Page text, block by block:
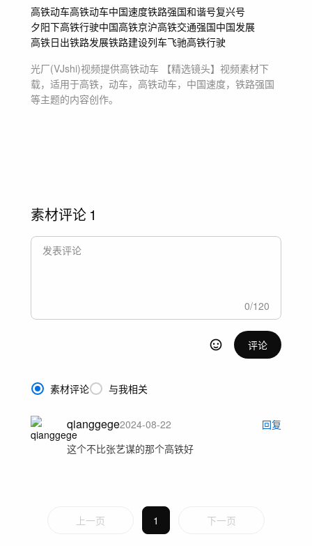
高铁动车高铁动车中国速度铁路强国和谐号复兴号
夕阳下高铁行驶中国高铁京沪高铁交通强国中国发展
高铁日出铁路发展铁路建设列车飞驰高铁行驶
光厂(VJshi)视频提供高铁动车 【精选镜头】 视频素材下
载，适用于高铁，动车，高铁动车，中国速度，铁路强国
等主题的内容创作。
素材评论 1
0/120
评论
素材评论 与我相关
qianggege2024-08-22
回复
这个不比张艺谋的那个高铁好
上一页 1 下一页